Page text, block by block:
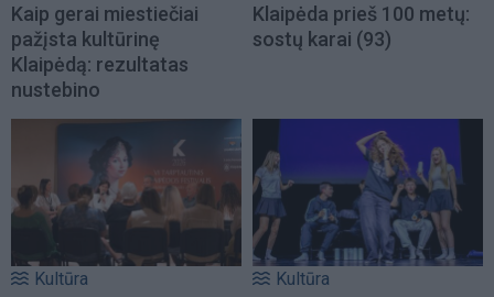
Kaip gerai miestiečiai
pažįsta kultūrinę
Klaipėdą: rezultatas
nustebino
Klaipėda prieš 100 metų:
sostų karai (93)
Kultūra Kultūra